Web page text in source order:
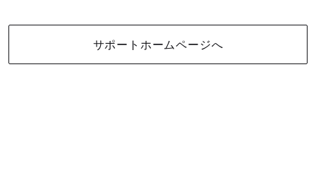
サポートホームページへ